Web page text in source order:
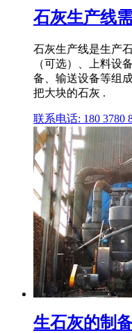
石灰生产线
石灰生产线是生产
（可选）、上料设
备、输送设备等组
把大块的石灰 .
联系电话: 180 3780
生石灰的制